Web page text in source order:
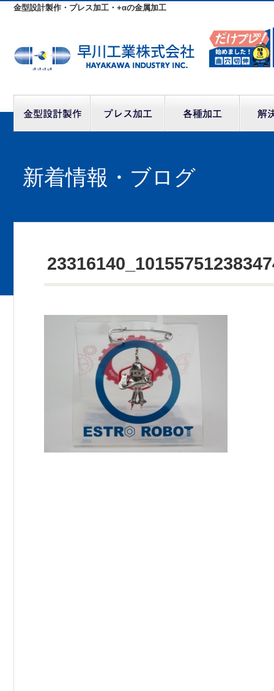
金型設計製作・プレス加工・+αの金属加工
新着情報・ブログ